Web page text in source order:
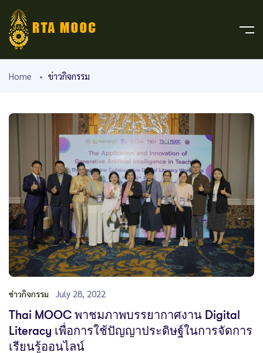
Home ข่าวกิจกรรม
ข่าวกิจกรรม July 28, 2022
Thai MOOC พาชมภาพบรรยากาศงาน Digital
Literacy เพื่อการใช้ปัญญาประดิษฐ์ในการจัดการ
เรียนรู้ออนไลน์